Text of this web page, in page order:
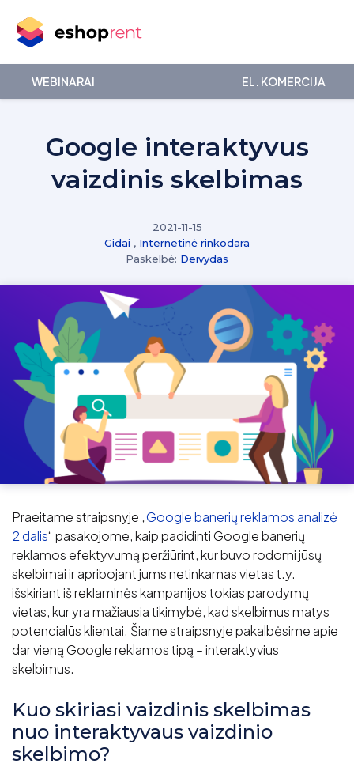
WEBINARAI EL. KOMERCIJA
Google interaktyvus
vaizdinis skelbimas
2021-11-15
Gidai , Internetinė rinkodara
Paskelbė: Deivydas
Praeitame straipsnyje „Google banerių reklamos analizė
2 dalis“ pasakojome, kaip padidinti Google banerių
reklamos efektyvumą peržiūrint, kur buvo rodomi jūsų
skelbimai ir apribojant jums netinkamas vietas t.y.
išskiriant iš reklaminės kampanijos tokias parodymų
vietas, kur yra mažiausia tikimybė, kad skelbimus matys
potencialūs klientai. Šiame straipsnyje pakalbėsime apie
dar vieną Google reklamos tipą – interaktyvius
skelbimus.
Kuo skiriasi vaizdinis skelbimas
nuo interaktyvaus vaizdinio
skelbimo?